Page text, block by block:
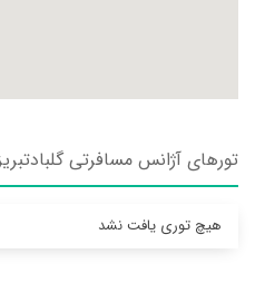
تورهای آژانس مسافرتی
هیچ توری یافت نشد